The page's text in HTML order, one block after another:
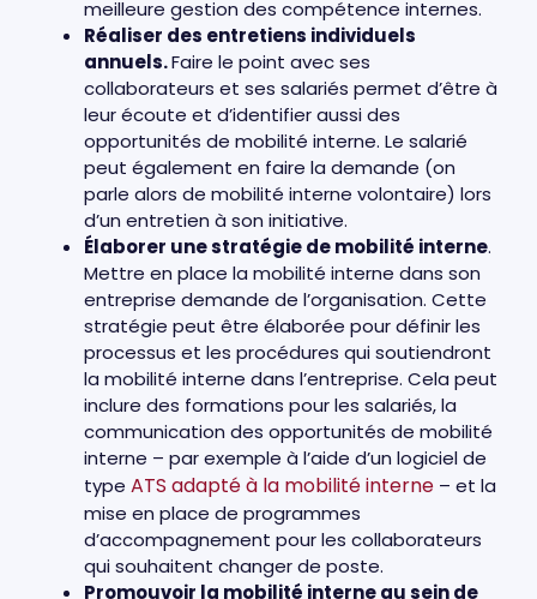
meilleure gestion des compétence internes.
Réaliser des entretiens individuels
annuels.Faire le point avec ses
collaborateurs et ses salariés permet d’être à
leur écoute et d’identifier aussi des
opportunités de mobilité interne. Le salarié
peut également en faire la demande (on
parle alors de mobilité interne volontaire) lors
d’un entretien à son initiative.
Élaborer une stratégie de mobilité interne.
Mettre en place la mobilité interne dans son
entreprise demande de l’organisation. Cette
stratégie peut être élaborée pour définir les
processus et les procédures qui soutiendront
la mobilité interne dans l’entreprise. Cela peut
inclure des formations pour les salariés, la
communication des opportunités de mobilité
interne – par exemple à l’aide d’un logiciel de
type ATS adapté à la mobilité interne – et la
mise en place de programmes
d’accompagnement pour les collaborateurs
qui souhaitent changer de poste.
Promouvoir la mobilité interne au sein de